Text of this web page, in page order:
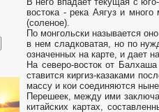
востока - река Аягуз и
(соленое).
По монгольски называется
в нем сладковатая, но по
означенных на карте, и дает
На северо-восток от
ставится киргиз-казаками
массу и кои соединяются
Перешеек, между ими
китайских картах,